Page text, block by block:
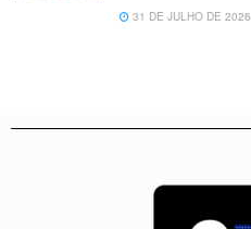
31 DE JULHO DE 2026